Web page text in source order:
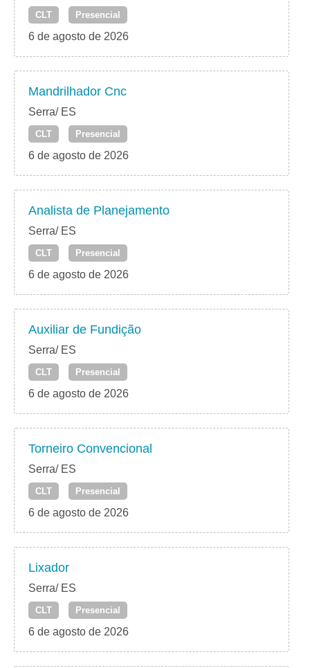
CLT Presencial
6 de agosto de 2026
Mandrilhador Cnc
Serra/ ES
CLT Presencial
6 de agosto de 2026
Analista de Planejamento
Serra/ ES
CLT Presencial
6 de agosto de 2026
Auxiliar de Fundição
Serra/ ES
CLT Presencial
6 de agosto de 2026
Torneiro Convencional
Serra/ ES
CLT Presencial
6 de agosto de 2026
Lixador
Serra/ ES
CLT Presencial
6 de agosto de 2026